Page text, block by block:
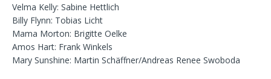
Velma Kelly: Sabine Hettlich
Billy Flynn: Tobias Licht
Mama Morton: Brigitte Oelke
Amos Hart: Frank Winkels
Mary Sunshine: Martin Schäffner/Andreas Renee Swoboda